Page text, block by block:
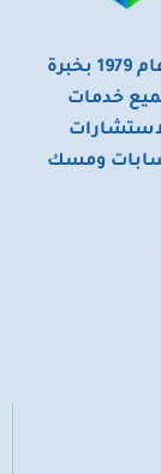
تأسست شركة عبدالله الحملي وشركاه منذ عام 1979 بخبرة
خدمات
ومسك